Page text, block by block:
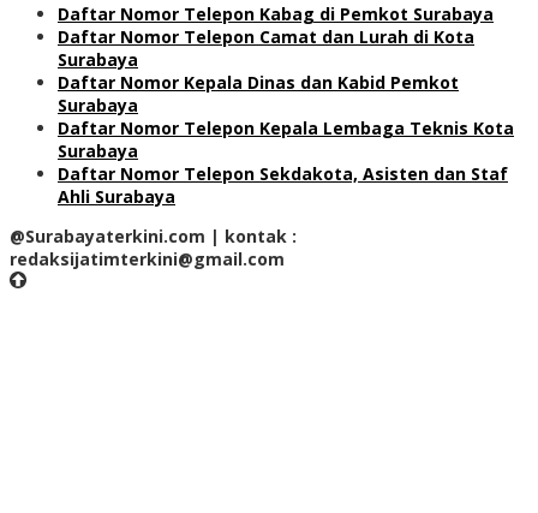
Daftar Nomor Telepon Kabag di Pemkot Surabaya
Daftar Nomor Telepon Camat dan Lurah di Kota
Surabaya
Daftar Nomor Kepala Dinas dan Kabid Pemkot
Surabaya
Daftar Nomor Telepon Kepala Lembaga Teknis Kota
Surabaya
Daftar Nomor Telepon Sekdakota, Asisten dan Staf
Ahli Surabaya
@Surabayaterkini.com | kontak :
redaksijatimterkini@gmail.com